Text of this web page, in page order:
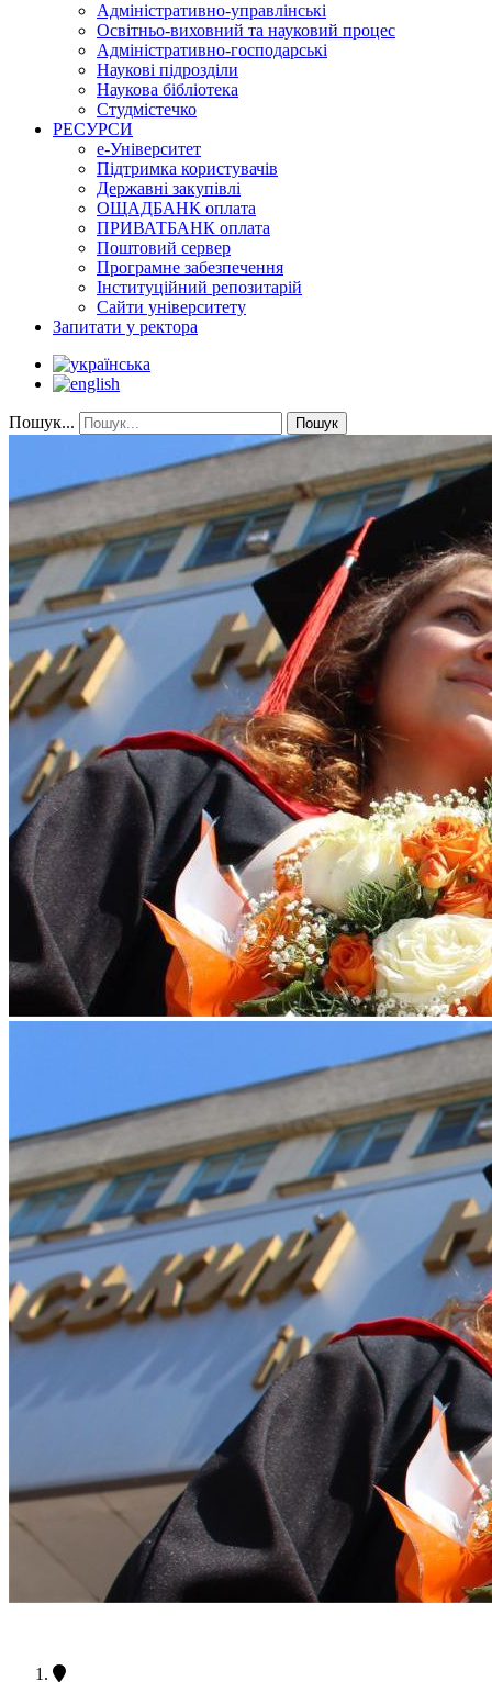
Адміністративно-управлінські
Освітньо-виховний та науковий процес
Адміністративно-господарські
Наукові підрозділи
Наукова бібліотека
Студмістечко
РЕСУРСИ
е-Університет
Підтримка користувачів
Державні закупівлі
ОЩАДБАНК оплата
ПРИВАТБАНК оплата
Поштовий сервер
Програмне забезпечення
Інституційний репозитарій
Сайти університету
Запитати у ректора
Пошук... Пошук